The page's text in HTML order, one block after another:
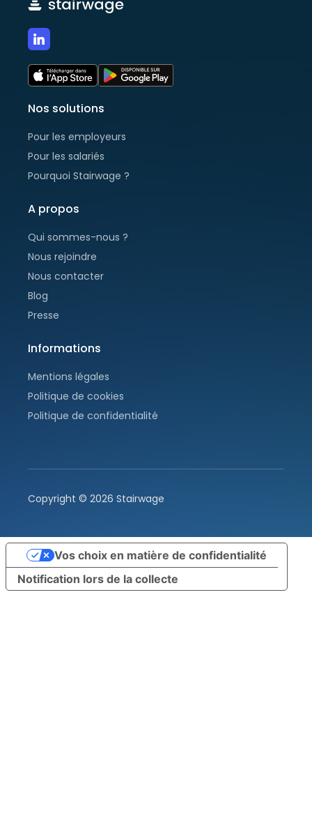
Nos solutions
Pour les employeurs
Pour les salariés
Pourquoi Stairwage ?
A propos
Qui sommes-nous ?
Nous rejoindre
Nous contacter
Blog
Presse
Informations
Mentions légales
Politique de cookies
Politique de confidentialité
Copyright © 2026 Stairwage
Notification lors de la collecte
Vos choix en matière de confidentialité